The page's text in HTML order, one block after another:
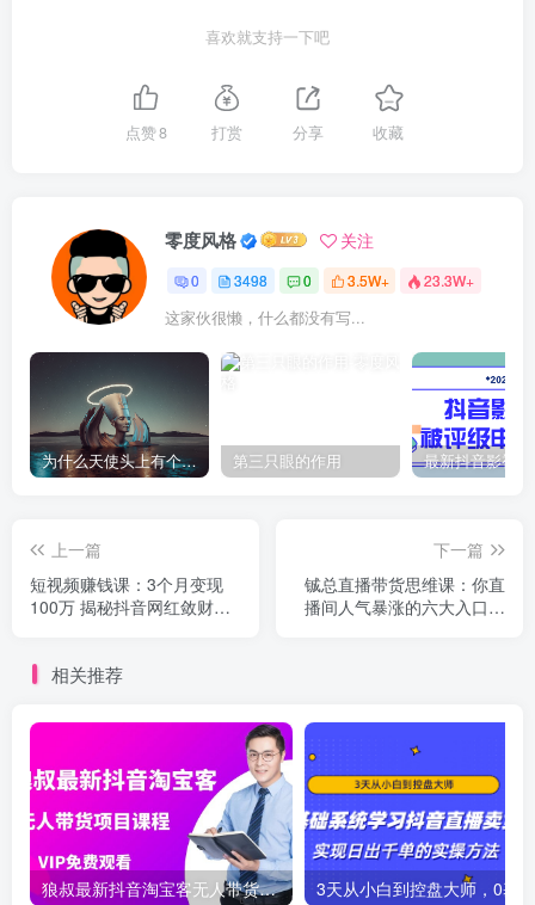
喜欢就支持一下吧
点赞8 打赏 分享 收藏
零度风格 关注
0 3498 0 3.5W+ 23.3W+
这家伙很懒，什么都没有写...
为什么天使头上有个圈？ 第三只眼的作用
上一篇
短视频赚钱课：3个月变现
100万 揭秘抖音网红敛财的
下一篇
铖总直播带货思维课：你直
播间人气暴涨的六大入口，
相关推荐
狼叔最新抖音淘宝客无人带货项目课程